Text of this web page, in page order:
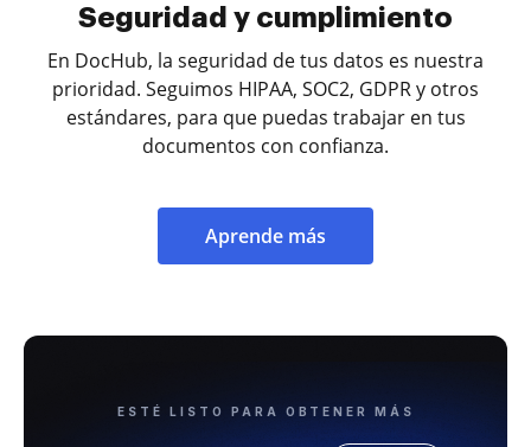
Seguridad y cumplimiento
En DocHub, la seguridad de tus datos es nuestra
prioridad. Seguimos HIPAA, SOC2, GDPR y otros
estándares, para que puedas trabajar en tus
documentos con confianza.
Aprende más
ESTÉ LISTO PARA OBTENER MÁS